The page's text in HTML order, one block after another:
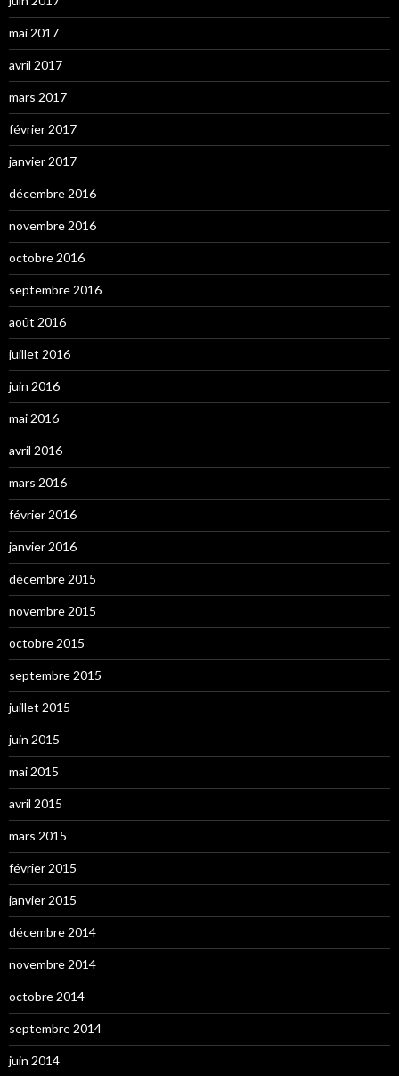
mai 2017
avril 2017
mars 2017
février 2017
janvier 2017
décembre 2016
novembre 2016
octobre 2016
septembre 2016
août 2016
juillet 2016
juin 2016
mai 2016
avril 2016
mars 2016
février 2016
janvier 2016
décembre 2015
novembre 2015
octobre 2015
septembre 2015
juillet 2015
juin 2015
mai 2015
avril 2015
mars 2015
février 2015
janvier 2015
décembre 2014
novembre 2014
octobre 2014
septembre 2014
juin 2014